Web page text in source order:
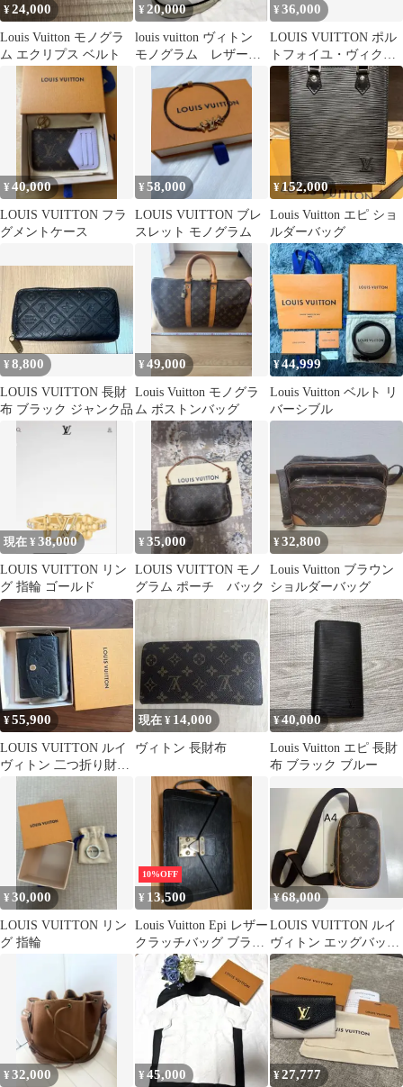
¥24,000
Louis Vuitton モノグラ
ム エクリプス ベルト
¥20,000
louis vuitton ヴィトン
モノグラム レザー
¥36,000
LOUIS VUITTON ポル
トフォイユ・ヴィクト
リーヌ 財布
¥40,000
LOUIS VUITTON フラ
グメントケース
¥58,000
LOUIS VUITTON ブレ
スレット モノグラム
¥152,000
Louis Vuitton エピ ショ
ルダーバッグ
¥8,800
LOUIS VUITTON 長財
布 ブラック ジャンク品
¥49,000
Louis Vuitton モノグラ
ム ボストンバッグ
¥44,999
Louis Vuitton ベルト リ
バーシブル
現在 ¥38,000
LOUIS VUITTON リン
グ 指輪 ゴールド
¥35,000
LOUIS VUITTON モノ
グラム ポーチ バック
¥32,800
Louis Vuitton ブラウン
ショルダーバッグ
¥55,900
LOUIS VUITTON ルイ
ヴィトン 二つ折り財
現在 ¥ 14,000
ヴィトン 長財布
¥40,000
Louis Vuitton エピ 長財
布 ブラック ブルー
¥30,000
LOUIS VUITTON リン
グ 指輪
10%OFF
¥ 13,500
Louis Vuitton Epi レザー
クラッチバッグ ブラッ
ク
¥68,000
LOUIS VUITTON ルイ
ヴィトン エッグバッグ
ショルダーバッグ
¥32,000 ¥45,000 ¥27,777